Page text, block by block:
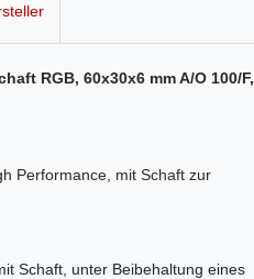
RGB, 60x30x6 mm A/O 100/F,
Performance, mit Schaft zur
Schaft, unter Beibehaltung eines